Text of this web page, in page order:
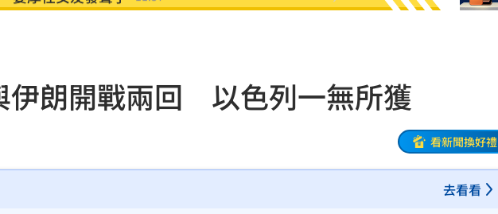
：要做最強後盾
突崩潰大哭 11:49
這裡」出狀況
平憶16年前往事 11:47
伊朗開戰兩回 以色列一無所獲
看新聞換好禮
去看看